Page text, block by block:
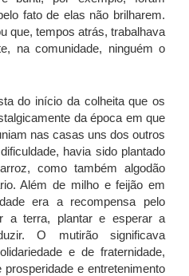
fato de elas não brilharem.
que, tempos atrás, trabalhava
na comunidade, ninguém o
do início da colheita que os
da época em que
nas casas uns dos outros
havia sido plantado
como também algodão
Além de milho e feijão em
era a recompensa pelo
a terra, plantar e esperar a
O mutirão significava
e de fraternidade,
e entretenimento